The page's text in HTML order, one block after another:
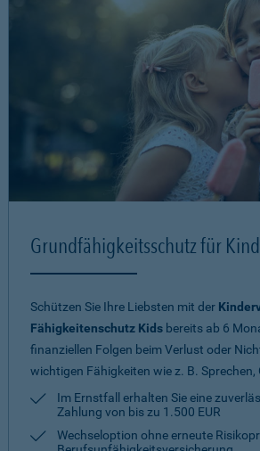
Grundfähigkeitsschutz für
Schützen Sie Ihre Liebsten mit der
Fähigkeitenschutz Kids bereits ab 6
finanziellen Folgen beim Verlust oder
wichtigen Fähigkeiten wie z. B. Sprechen,
Im Ernstfall erhalten Sie eine
Zahlung von bis zu 1.500 EUR
Wechseloption ohne erneute